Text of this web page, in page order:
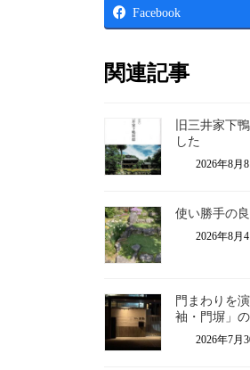
Facebook
関連記事
旧三井家下
した
2026年8月
使い勝手の
2026年8月
門まわりを
袖・門塀」
2026年7月